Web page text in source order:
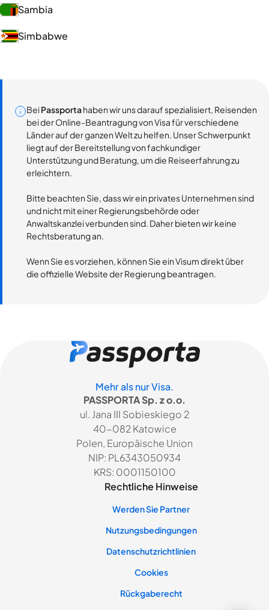
Sambia
Simbabwe
BeiPassportahaben wir uns darauf spezialisiert, Reisenden
bei der Online-Beantragung von Visa für verschiedene
Länder auf der ganzen Welt zu helfen. Unser Schwerpunkt
liegt auf der Bereitstellung von fachkundiger
Unterstützung und Beratung, um die Reiseerfahrung zu
erleichtern.
Bitte beachten Sie, dass wir ein privates Unternehmen sind
und nicht mit einer Regierungsbehörde oder
Anwaltskanzlei verbunden sind. Daher bieten wir keine
Rechtsberatung an.
Wenn Sie es vorziehen, können Sie ein Visum direkt über
die offizielle Website der Regierung beantragen.
Mehr als nur Visa.
PASSPORTA Sp. z o.o.
ul. Jana III Sobieskiego 2
40-082 Katowice
Polen, Europäische Union
NIP: PL6343050934
KRS: 0001150100
Rechtliche Hinweise
Werden Sie Partner
Nutzungsbedingungen
Datenschutzrichtlinien
Cookies
Rückgaberecht